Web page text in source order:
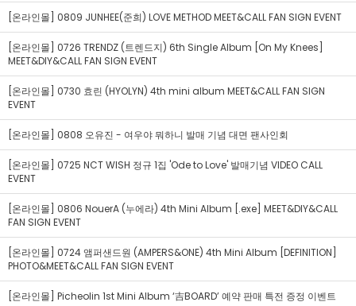
[온라인몰] 0809 JUNHEE(준희) LOVE METHOD MEET&CALL FAN SIGN EVENT
[온라인몰] 0726 TRENDZ (트렌드지) 6th Single Album [On My Knees]
MEET&DIY&CALL FAN SIGN EVENT
[온라인몰] 0730 효린 (HYOLYN) 4th mini album MEET&CALL FAN SIGN
EVENT
[온라인몰] 0808 오유진 - 여우야 뭐하니 발매 기념 대면 팬사인회
[온라인몰] 0725 NCT WISH 정규 1집 'Ode to Love' 발매기념 VIDEO CALL
EVENT
[온라인몰] 0806 NouerA (누에라) 4th Mini Album [.exe] MEET&DIY&CALL
FAN SIGN EVENT
[온라인몰] 0724 앰퍼샌드원 (AMPERS&ONE) 4th Mini Album [DEFINITION]
PHOTO&MEET&CALL FAN SIGN EVENT
[온라인몰] Picheolin 1st Mini Album ‘吉BOARD’ 예약 판매 특전 증정 이벤트